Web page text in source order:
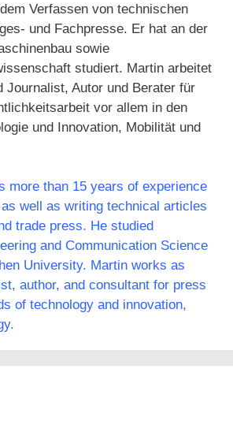
Verfassen von technischen
und Fachpresse. Er hat an der
sowie
studiert. Martin arbeitet
Journalist, Autor und Berater für
vor allem in den
und Innovation, Mobilität und
more than 15 years of experience
well as writing technical articles
trade press. He studied
and Communication Science
University. Martin works as
author, and consultant for press
of technology and innovation,